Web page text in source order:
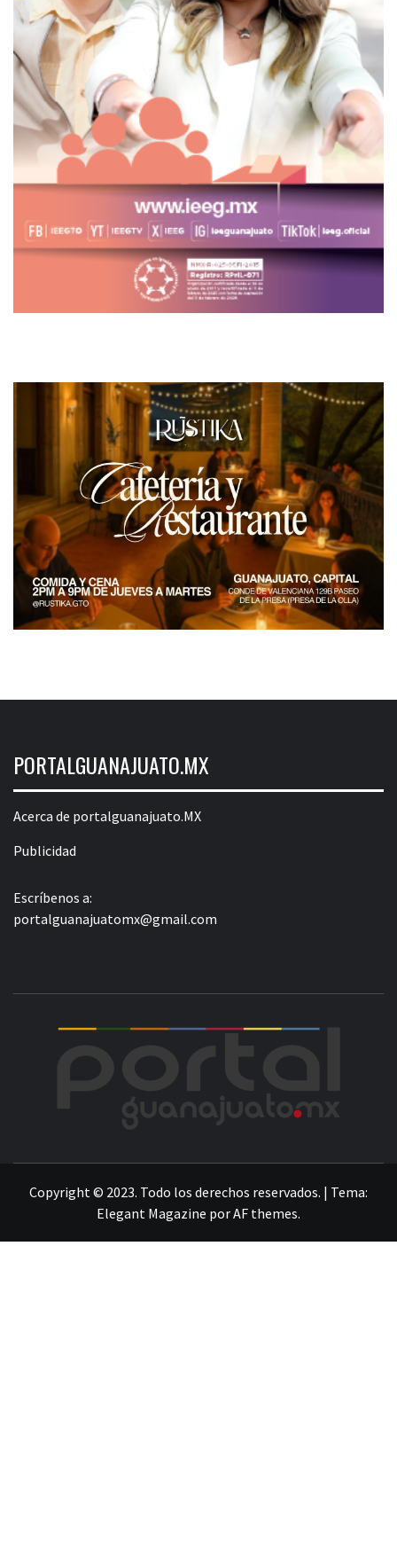
PORTALGUANAJUATO.MX
Acerca de portalguanajuato.MX
Publicidad
Escríbenos a:
portalguanajuatomx@gmail.com
Copyright © 2023. Todo los derechos reservados. | Tema:
Elegant Magazine porAF themes.